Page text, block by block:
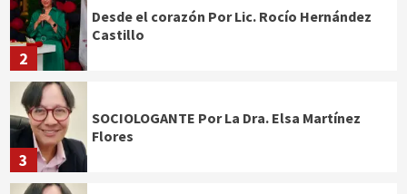
2
Desde el corazón Por Lic. Rocío Hernández
Castillo
3
SOCIOLOGANTE Por La Dra. Elsa Martínez
Flores